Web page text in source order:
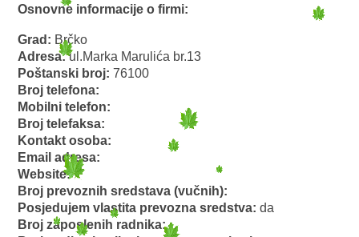
Osnovne informacije o firmi:
Grad: Brčko
Adresa:ul.Marka Marulića br.13
Poštanski broj:76100
Broj telefona:
Mobilni telefon:
Broj telefaksa:
Kontakt osoba:
Email adresa:
Website:
Broj prevoznih sredstava (vučnih):
Posjedujem vlastita prevozna sredstva:da
Broj zaposlenih radnika: